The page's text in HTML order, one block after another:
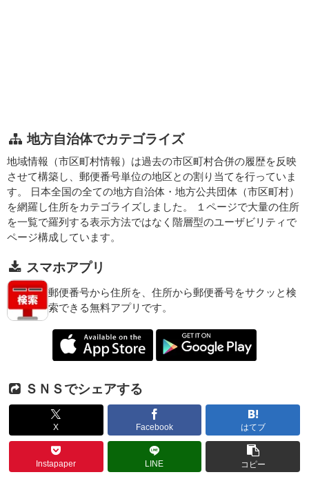
地方自治体でカテゴライズ
地域情報（市区町村情報）は過去の市区町村合併の履歴を反映
させて構築し、郵便番号単位の地区との割り当てを行っていま
す。 日本全国の全ての地方自治体・地方公共団体（市区町村）
を網羅し住所をカテゴライズしました。 １ページで大量の住所
を一覧で羅列する表示方法ではなく階層型のユーザビリティで
ページ構成しています。
スマホアプリ
郵便番号から住所を、住所から郵便番号をサクッと検
索できる無料アプリです。
ＳＮＳでシェアする
X Facebook はてブ
Instapaper LINE コピー